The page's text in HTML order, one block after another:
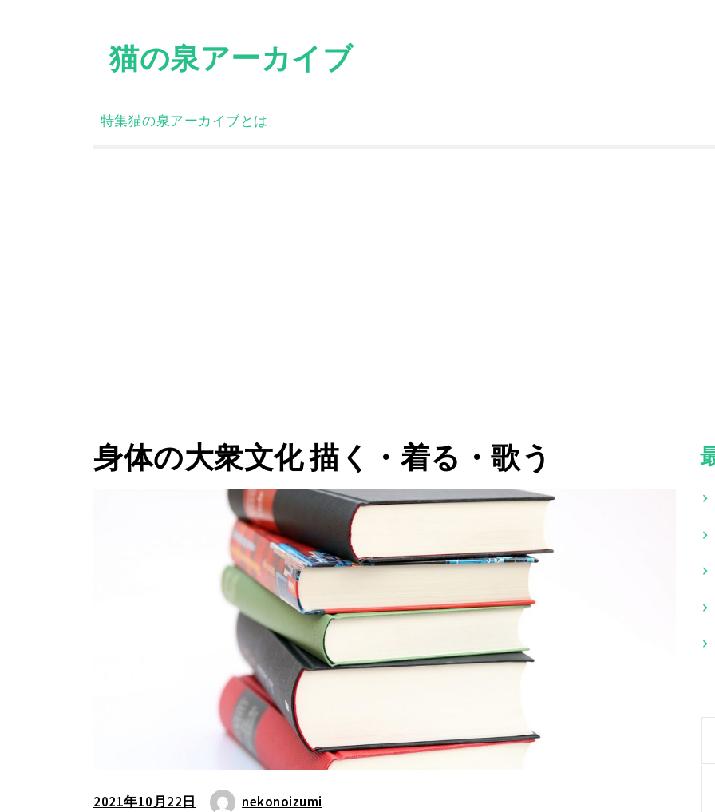
猫の泉アーカイブ
特集猫の泉アーカイブとは
身体の大衆文化 描く・着る・歌う
2021年10月22日 nekonoizumi